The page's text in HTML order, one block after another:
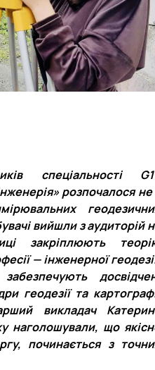
спеціальності
розпочалося не
вийшли з аудиторій
закріплюють
— інженерної
геодезії та
викладач
наголошували, що
починається з